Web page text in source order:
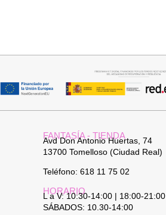
FANTASÍA - TIENDA
Avd Don Antonio Huertas, 74
13700 Tomelloso (Ciudad Real)
Teléfono: 618 11 75 02
HORARIO
L a V: 10:30-14:00 | 18:00-21:00
SÁBADOS: 10.30-14:00